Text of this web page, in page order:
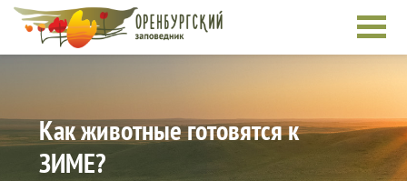
Перейти к основному содержанию
Как животные готовятся к
ЗИМЕ?